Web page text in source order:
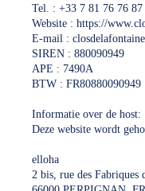
Tel. : +33 7 81 76 76 87
Website : https://
E-mail :
SIREN : 880090949
APE : 7490A
BTW : FR80880090949
Informatie over de host:
Deze website wordt
elloha
2 bis, rue des Fabriques